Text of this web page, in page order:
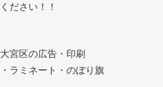
ださい！！
区の広告・印刷
ラミネート・のぼり旗